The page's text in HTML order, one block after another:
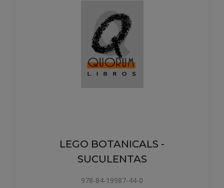
LEGO BOTANICALS -
SUCULENTAS
978-84-19987-44-0